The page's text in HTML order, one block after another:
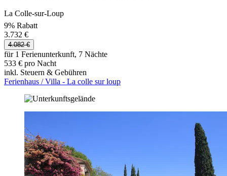
La Colle-sur-Loup
9% Rabatt
3.732 €
4.082 €
für 1 Ferienunterkunft, 7 Nächte
533 € pro Nacht
inkl. Steuern & Gebühren
Ferienhaus / Villa - La colle sur loup